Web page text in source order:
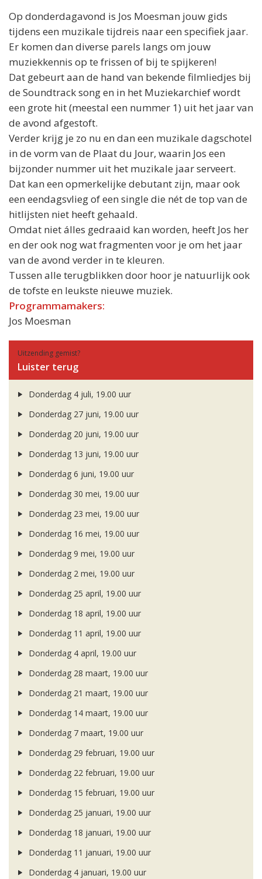
Op donderdagavond is Jos Moesman jouw gids
tijdens een muzikale tijdreis naar een specifiek jaar.
Er komen dan diverse parels langs om jouw
muziekkennis op te frissen of bij te spijkeren!
Dat gebeurt aan de hand van bekende filmliedjes bij
de Soundtrack song en in het Muziekarchief wordt
een grote hit (meestal een nummer 1) uit het jaar van
de avond afgestoft.
Verder krijg je zo nu en dan een muzikale dagschotel
in de vorm van de Plaat du Jour, waarin Jos een
bijzonder nummer uit het muzikale jaar serveert.
Dat kan een opmerkelijke debutant zijn, maar ook
een eendagsvlieg of een single die nét de top van de
hitlijsten niet heeft gehaald.
Omdat niet álles gedraaid kan worden, heeft Jos her
en der ook nog wat fragmenten voor je om het jaar
van de avond verder in te kleuren.
Tussen alle terugblikken door hoor je natuurlijk ook
de tofste en leukste nieuwe muziek.
Programmamakers:
Jos Moesman
Uitzending gemist?
Luister terug
Donderdag 4 juli, 19.00 uur
Donderdag 27 juni, 19.00 uur
Donderdag 20 juni, 19.00 uur
Donderdag 13 juni, 19.00 uur
Donderdag 6 juni, 19.00 uur
Donderdag 30 mei, 19.00 uur
Donderdag 23 mei, 19.00 uur
Donderdag 16 mei, 19.00 uur
Donderdag 9 mei, 19.00 uur
Donderdag 2 mei, 19.00 uur
Donderdag 25 april, 19.00 uur
Donderdag 18 april, 19.00 uur
Donderdag 11 april, 19.00 uur
Donderdag 4 april, 19.00 uur
Donderdag 28 maart, 19.00 uur
Donderdag 21 maart, 19.00 uur
Donderdag 14 maart, 19.00 uur
Donderdag 7 maart, 19.00 uur
Donderdag 29 februari, 19.00 uur
Donderdag 22 februari, 19.00 uur
Donderdag 15 februari, 19.00 uur
Donderdag 25 januari, 19.00 uur
Donderdag 18 januari, 19.00 uur
Donderdag 11 januari, 19.00 uur
Donderdag 4 januari, 19.00 uur